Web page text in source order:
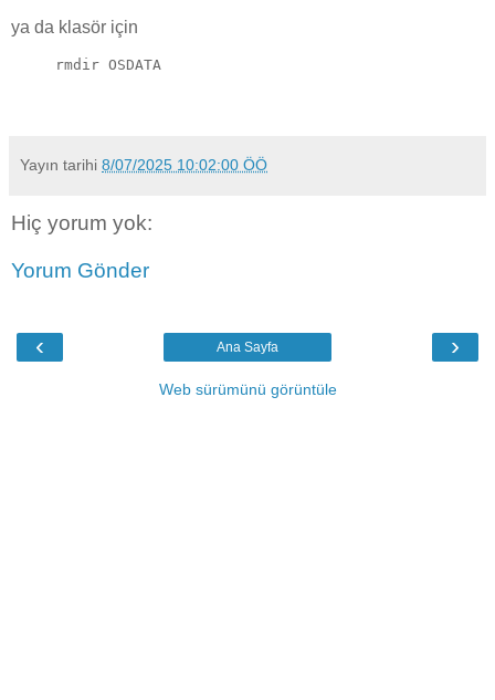
ya da klasör için
rmdir OSDATA
Yayın tarihi 8/07/2025 10:02:00 ÖÖ
Hiç yorum yok:
Yorum Gönder
‹ ›
Ana Sayfa
Web sürümünü görüntüle